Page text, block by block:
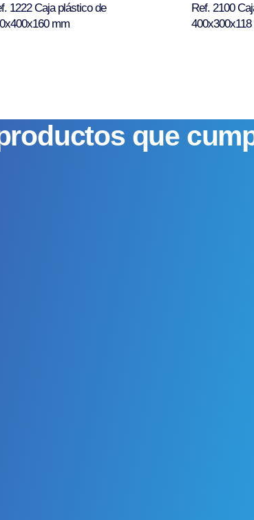
1222 Caja plástico de
mm
Ref. 2100
que